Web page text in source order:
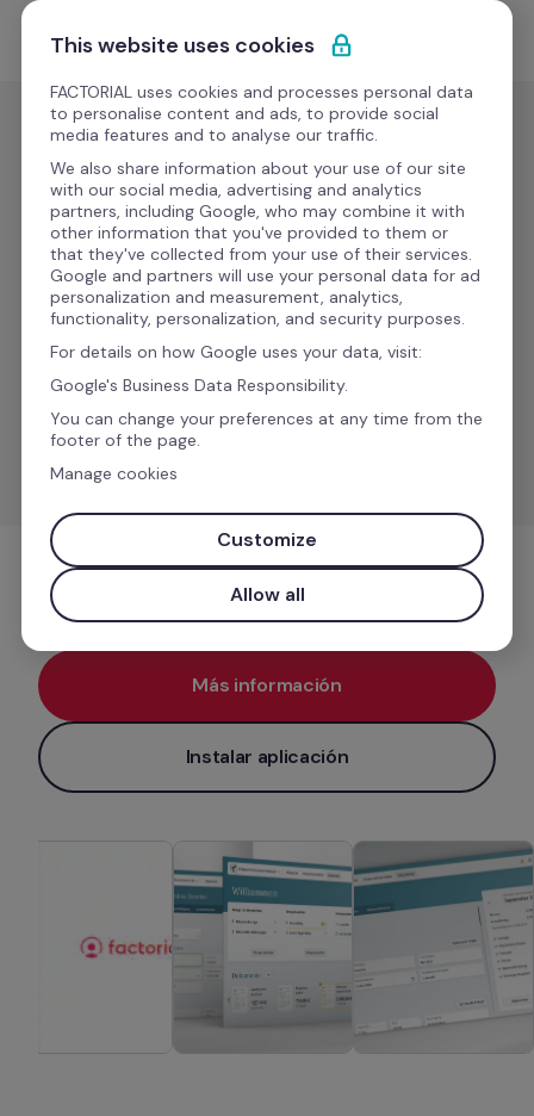
Ir al contenido
Empieza gratis
Gestión de
nóminas
DATEV
LODAS -
Export
new
hires
Gestiona la exportación de datos del personal con
Gestión de nóminas
Más información
Instalar aplicación
This website uses cookies
FACTORIAL uses cookies and processes personal data
to personalise content and ads, to provide social
media features and to analyse our traffic.
We also share information about your use of our site
with our social media, advertising and analytics
partners, including Google, who may combine it with
other information that you've provided to them or
that they've collected from your use of their services.
Google and partners will use your personal data for ad
personalization and measurement, analytics,
functionality, personalization, and security purposes.
For details on how Google uses your data, visit:
Google's Business Data Responsibility.
You can change your preferences at any time from the
footer of the page.
Manage cookies
Customize
Allow all